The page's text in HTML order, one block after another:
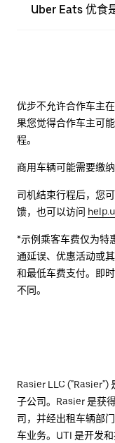
Uber Eats 优食
优步不允许合作车主
果您觉得合作车主可
程。
商用车辆可能需要缴
司机结束行程后，您
馈，也可以访问
*示例乘客车费仅为特
通延误、优惠活动或
和最低车费支付。即
不同。
Rasier LLC ("Rasier")
子公司。Rasier 是获
司，并经出租车辆部
车业务。UTI 是开发